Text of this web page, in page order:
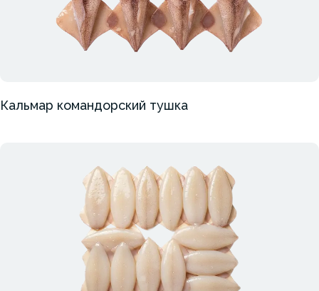
Кальмар командорский тушка